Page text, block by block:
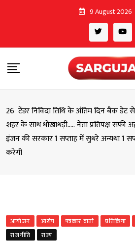
9 August 2026
26 टेंडर निविदा तिथि के अंतिम दिन बैक डेट
शहर के साथ धोखाधड़ी….. नेता प्रतिपक्ष सफी
इंजन की सरकार 1 सप्ताह में सुधरे अन्यथा 1
करेगी
आयोजन आरोप पत्रकार वार्ता प्रतिक्रिया
राजनीति
राज्य